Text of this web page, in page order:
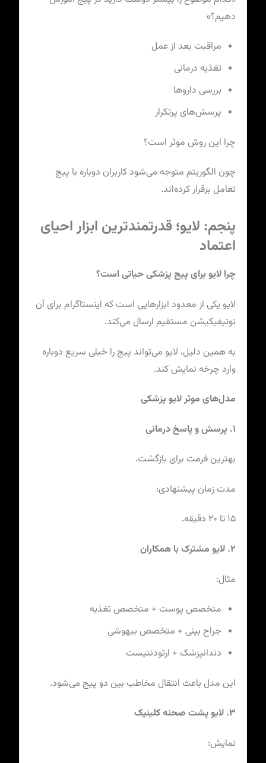
دهیم؟»
مراقبت بعد از عمل
تغذیه درمانی
بررسی داروها
پرسش‌های پرتکرار
چرا این روش موثر است؟
چون الگوریتم متوجه می‌شود کاربران دوباره با پیج
تعامل برقرار کرده‌اند.
پنجم: لایو؛ قدرتمندترین ابزار احیای
اعتماد
چرا لایو برای پیج پزشکی حیاتی است؟
لایو یکی از معدود ابزارهایی است که اینستاگرام برای آن
نوتیفیکیشن مستقیم ارسال می‌کند.
به همین دلیل، لایو می‌تواند پیج را خیلی سریع دوباره
وارد چرخه نمایش کند.
مدل‌های موثر لایو پزشکی
۱. پرسش و پاسخ درمانی
بهترین فرمت برای بازگشت.
مدت زمان پیشنهادی:
۱۵ تا ۲۰ دقیقه.
۲. لایو مشترک با همکاران
مثال:
متخصص پوست + متخصص تغذیه
جراح بینی + متخصص بیهوشی
دندانپزشک + ارتودنتیست
این مدل باعث انتقال مخاطب بین دو پیج می‌شود.
۳. لایو پشت صحنه کلینیک
نمایش: